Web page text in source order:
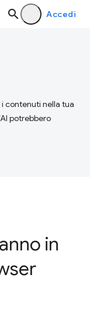
Accedi
contenuti nella tua
potrebbero
in